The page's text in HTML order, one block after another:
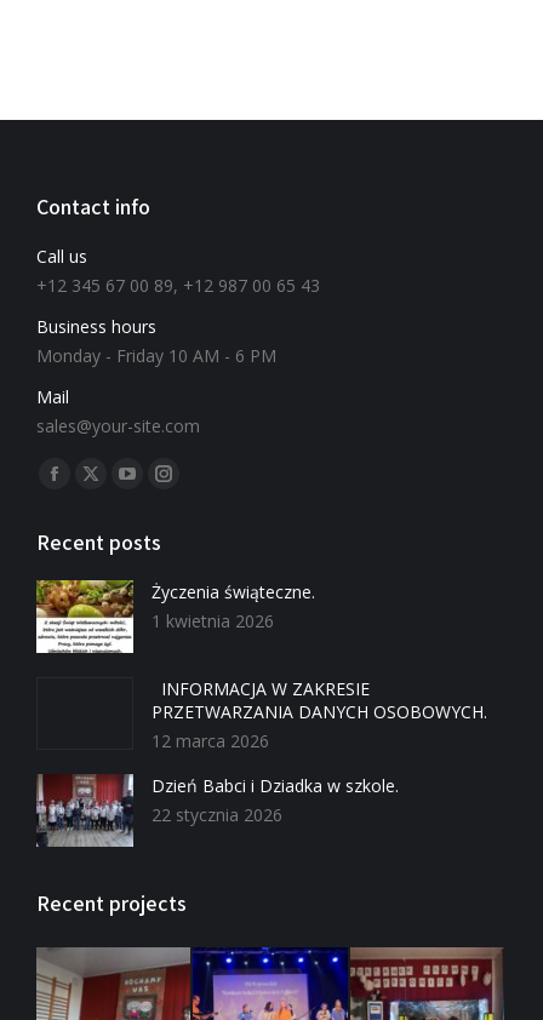
Contact info
Call us
+12 345 67 00 89, +12 987 00 65 43
Business hours
Monday - Friday 10 AM - 6 PM
Mail
sales@your-site.com
Znajdź nas na:
Recent posts
Życzenia świąteczne.
1 kwietnia 2026
INFORMACJA W ZAKRESIE
PRZETWARZANIA DANYCH OSOBOWYCH.
12 marca 2026
Dzień Babci i Dziadka w szkole.
22 stycznia 2026
Recent projects